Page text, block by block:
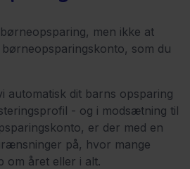
men ikke at
børneopsparingskonto, som du
automatisk dit barns opsparing
- og i modsætning til
er der med en
på, hvor mange
om året eller i alt.